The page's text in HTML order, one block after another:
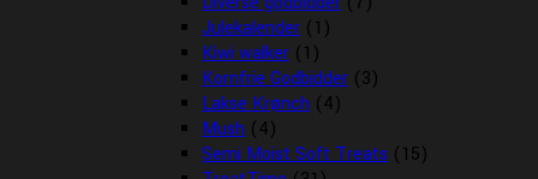
Julekalender (1)
Kiwi walker (1)
Kornfrie Godbidder (3)
Lakse Krønch (4)
Mush (4)
Semi Moist Soft Treats (15)